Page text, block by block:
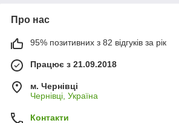
Про нас
95% позитивних з 82 відгуків за рік
Працює з 21.09.2018
м. Чернівці
Чернівці, Україна
Контакти